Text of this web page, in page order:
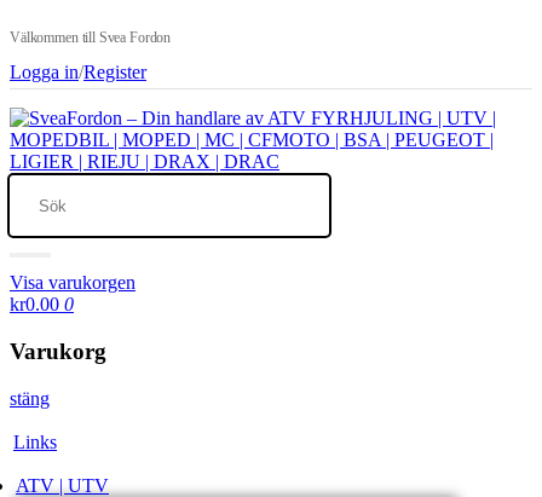
Välkommen till Svea Fordon
Logga in/Register
Visa varukorgen
kr0.00 0
Varukorg
stäng
Links
ATV | UTV